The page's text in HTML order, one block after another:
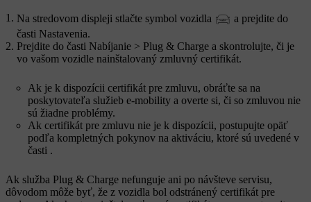
Na stredovom displeji stlačte symbol vozidla
a prejdite do
časti Nastavenia.
Prejdite do časti Nabíjanie > Plug & Charge a skontrolujte, či je
vo vašom vozidle nainštalovaný zmluvný certifikát.
Ak je k dispozícii certifikát pre zmluvu, obráťte sa na
poskytovateľa služieb e-mobility a overte si, či so zmluvou nie
sú žiadne problémy.
Ak certifikát pre zmluvu nie je k dispozícii, postupujte opäť
podľa kompletných pokynov na aktiváciu, ktoré sú uvedené v
časti .
Ak služba Plug & Charge nefunguje ani po návšteve servisu,
dôvodom môže byť, že z vozidla bol odstránený certifikát pre